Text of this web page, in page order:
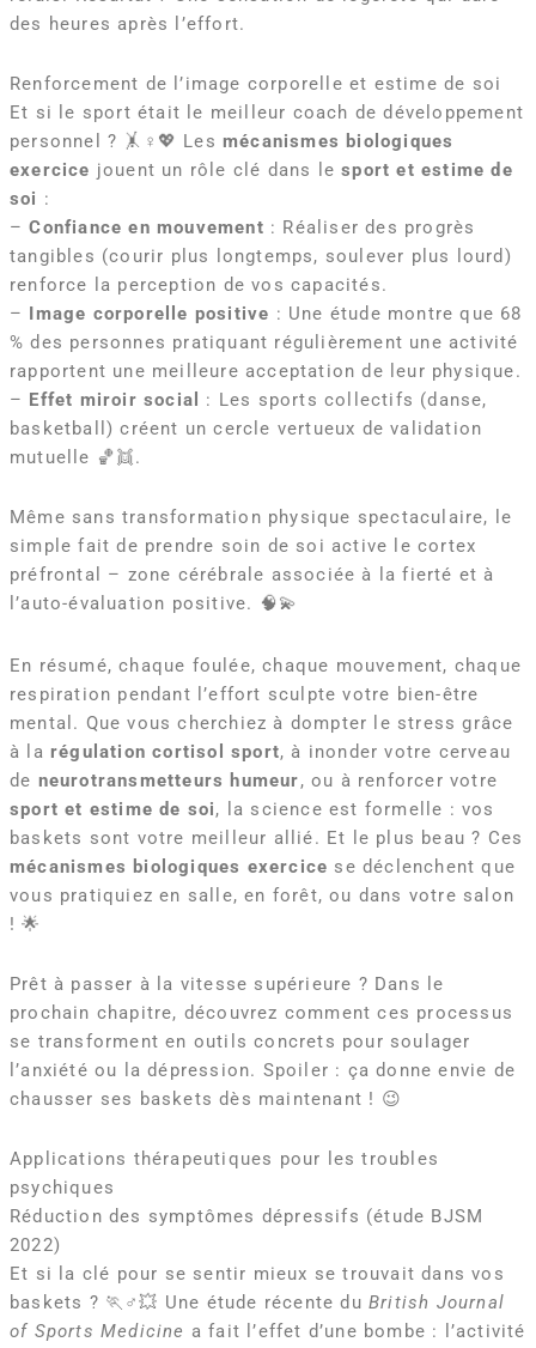
des heures après l’effort.
Renforcement de l’image corporelle et estime de soi
Et si le sport était le meilleur coach de développement
personnel ? 🤸♀️💖 Les mécanismes biologiques
exercice jouent un rôle clé dans lesport et estime de
soi :
–Confiance en mouvement : Réaliser des progrès
tangibles (courir plus longtemps, soulever plus lourd)
renforce la perception de vos capacités.
– Image corporelle positive : Une étude montre que 68
% des personnes pratiquant régulièrement une activité
rapportent une meilleure acceptation de leur physique.
– Effet miroir social
: Les sports collectifs (danse,
basketball) créent un cercle vertueux de validation
mutuelle 🏀👯.
Même sans transformation physique spectaculaire, le
simple fait de prendre soin de soi active le cortex
préfrontal – zone cérébrale associée à la fierté et à
l’auto-évaluation positive. 🧠💫
En résumé, chaque foulée, chaque mouvement, chaque
respiration pendant l’effort sculpte votre bien-être
mental. Que vous cherchiez à dompter le stress grâce
à la régulation cortisol sport, à inonder votre cerveau
de neurotransmetteurs humeur, ou à renforcer votre
sport et estime de soi, la science est formelle : vos
baskets sont votre meilleur allié. Et le plus beau ? Ces
mécanismes biologiques exercice se déclenchent que
vous pratiquiez en salle, en forêt, ou dans votre salon
! 🌟
Prêt à passer à la vitesse supérieure ? Dans le
prochain chapitre, découvrez comment ces processus
se transforment en outils concrets pour soulager
l’anxiété ou la dépression. Spoiler : ça donne envie de
chausser ses baskets dès maintenant ! 😉
Applications thérapeutiques pour les troubles
psychiques
Réduction des symptômes dépressifs (étude BJSM
2022)
Et si la clé pour se sentir mieux se trouvait dans vos
baskets ? 🏃♂️💥 Une étude récente du British Journal
of Sports Medicine a fait l’effet d’une bombe : l’activité